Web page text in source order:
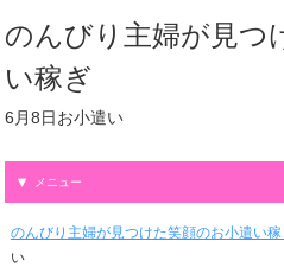
のんびり主婦が見つ
い稼ぎ
6月8日お小遣い
メニュー
のんびり主婦が見つけた笑顔のお小遣い稼
い